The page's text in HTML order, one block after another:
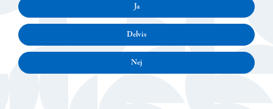
Ja
Delvis
Nej